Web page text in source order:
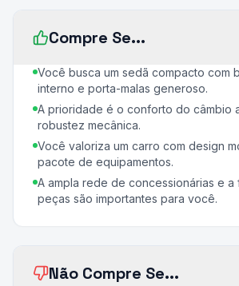
Compre Se...
Você busca um sedã compacto com
interno e porta-malas generoso.
A prioridade é o conforto do câmbio
robustez mecânica.
Você valoriza um carro com design
pacote de equipamentos.
A ampla rede de concessionárias e
peças são importantes para você.
Não Compre Se...